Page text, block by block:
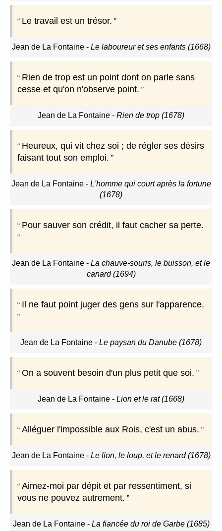
Le travail est un trésor.
Jean de La Fontaine- Le laboureur et ses enfants (1668)
Rien de trop est un point dont on parle sans
cesse et qu'on n'observe point.
Jean de La Fontaine - Rien de trop (1678)
Heureux, qui vit chez soi ; de régler ses désirs
faisant tout son emploi.
Jean de La Fontaine- L'homme qui court après la fortune
(1678)
Pour sauver son crédit, il faut cacher sa perte.
Jean de La Fontaine - La chauve-souris, le buisson, et le
canard (1694)
Il ne faut point juger des gens sur l'apparence.
Jean de La Fontaine - Le paysan du Danube (1678)
On a souvent besoin d'un plus petit que soi.
Jean de La Fontaine - Lion et le rat (1668)
Alléguer l'impossible aux Rois, c'est un abus.
Jean de La Fontaine- Le lion, le loup, et le renard (1678)
Aimez-moi par dépit et par ressentiment, si
vous ne pouvez autrement.
Jean de La Fontaine- La fiancée du roi de Garbe (1685)